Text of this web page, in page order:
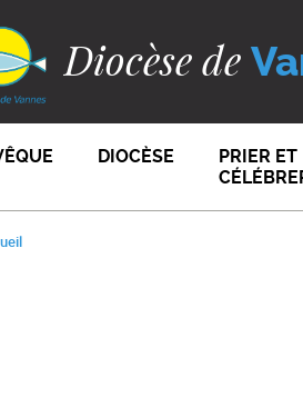
Diocèse de
DIOCÈSE
PRIER ET